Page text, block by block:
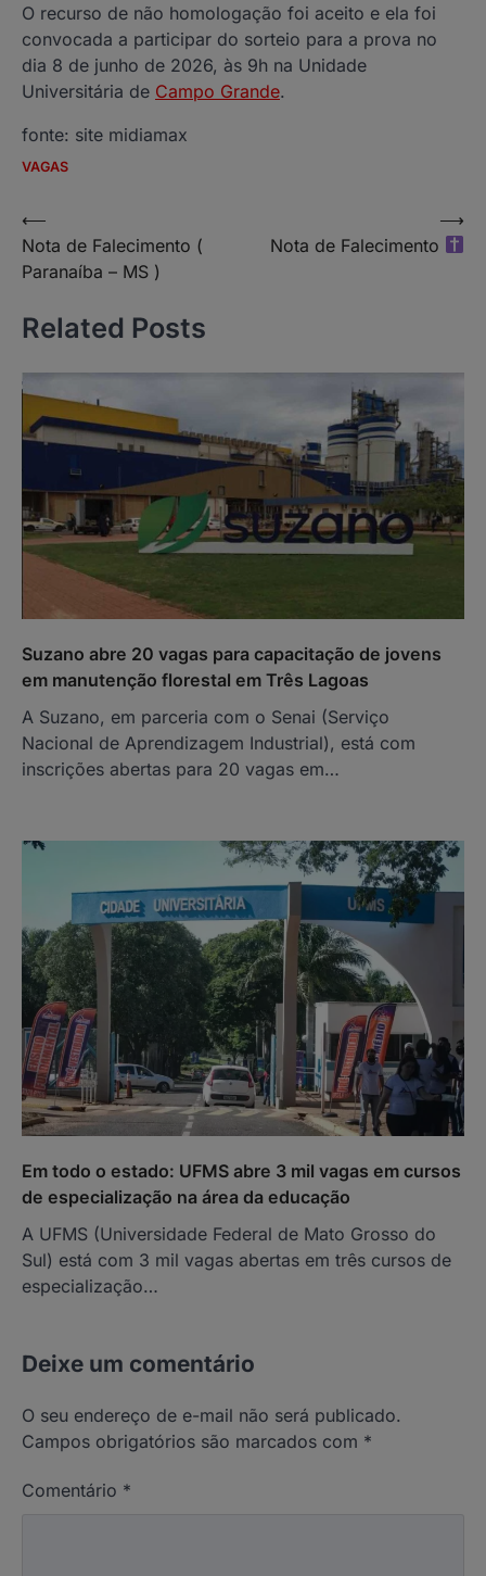
O recurso de não homologação foi aceito e ela foi
convocada a participar do sorteio para a prova no
dia 8 de junho de 2026, às 9h na Unidade
Universitária de Campo Grande.
fonte: site midiamax
VAGAS
Navegação
de
⟵
Nota de Falecimento (
Paranaíba – MS )
Nota de Falecimento
⟶
Related Posts
Suzano abre 20 vagas para capacitação de jovens
em manutenção florestal em Três Lagoas
A Suzano, em parceria com o Senai (Serviço
Nacional de Aprendizagem Industrial), está com
inscrições abertas para 20 vagas em…
Em todo o estado: UFMS abre 3 mil vagas em cursos
de especialização na área da educação
A UFMS (Universidade Federal de Mato Grosso do
Sul) está com 3 mil vagas abertas em três cursos de
especialização…
Deixe um comentário
O seu endereço de e-mail não será publicado.
Campos obrigatórios são marcados com *
Comentário *